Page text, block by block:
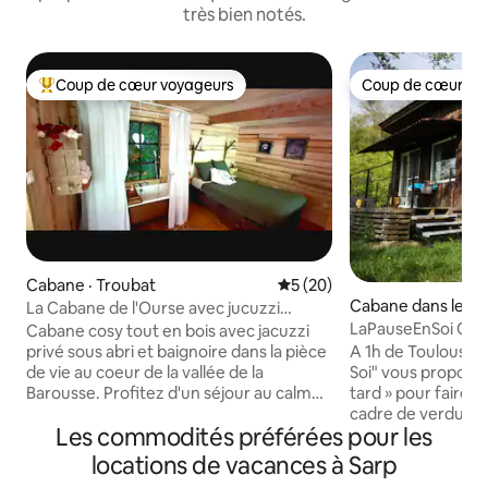
très bien notés.
Coup de cœur voyageurs parmi les plus aimés
Coup de cœur voyageurs
Cabane · Troubat Note moyenne de 5 sur 5,
5 (20)
La Cabane de l'Ourse avec jucuzzi
privatif
Cabane cosy tout en bois avec jacuzzi
privé sous abri et baignoire dans la pièce
de vie au coeur de la vallée de la
Barousse. Profitez d'un séjour au calme
la rivière Ourse à proximité. Située sur
notre terrain, sans vis à vis, c' est votre
espace à vous! Petit déjeuner inclus Idéal
Coup de cœur
Coup de cœur
Cabane dans les
nlat-Taillebourg
LaPauseEnSoi
Vue Pyrénées
A 1h de Toulouse
Soi" vous propose
tard » pour faire une pause dans un
cadre de verdure
locales et
Tout confort, elle
terrasses, un
Les commodités préférées pour les
locations de vacances à Sarp